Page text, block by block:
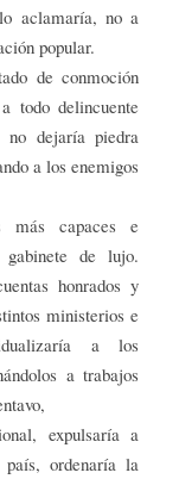
aclamaría, no a
popular.
de conmoción
todo delincuente
no dejaría piedra
a los enemigos
más capaces e
de lujo.
honrados y
ministerios e
a los
a trabajos
expulsaría a
ordenaría la